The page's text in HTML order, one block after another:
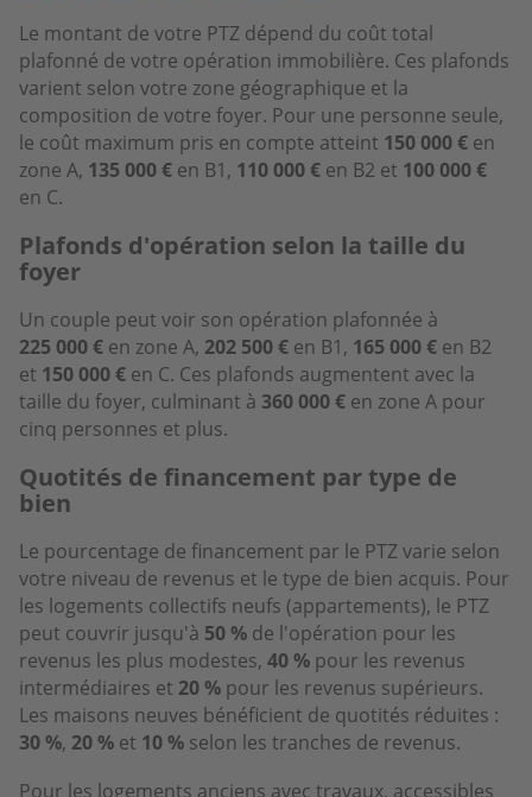
Le montant de votre PTZ dépend du coût total
plafonné de votre opération immobilière. Ces plafonds
varient selon votre zone géographique et la
composition de votre foyer. Pour une personne seule,
le coût maximum pris en compte atteint 150 000 € en
zone A, 135 000 € en B1, 110 000 € en B2 et 100 000 €
en C.
Plafonds d'opération selon la taille du
foyer
Un couple peut voir son opération plafonnée à
225 000 € en zone A, 202 500 € en B1, 165 000 € en B2
et 150 000 € en C. Ces plafonds augmentent avec la
taille du foyer, culminant à 360 000 € en zone A pour
cinq personnes et plus.
Quotités de financement par type de
bien
Le pourcentage de financement par le PTZ varie selon
votre niveau de revenus et le type de bien acquis. Pour
les logements collectifs neufs (appartements), le PTZ
peut couvrir jusqu'à 50 % de l'opération pour les
revenus les plus modestes, 40 % pour les revenus
intermédiaires et 20 % pour les revenus supérieurs.
Les maisons neuves bénéficient de quotités réduites :
30 %, 20 % et 10 % selon les tranches de revenus.
Pour les logements anciens avec travaux, accessibles